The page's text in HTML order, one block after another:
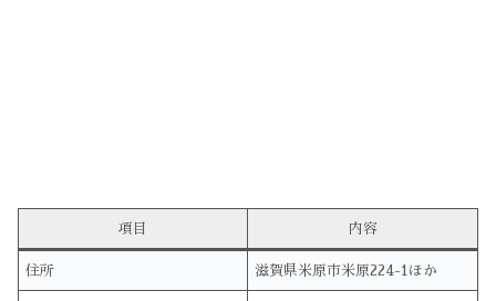
項目 内容
住所 滋賀県米原市米原224-1ほか